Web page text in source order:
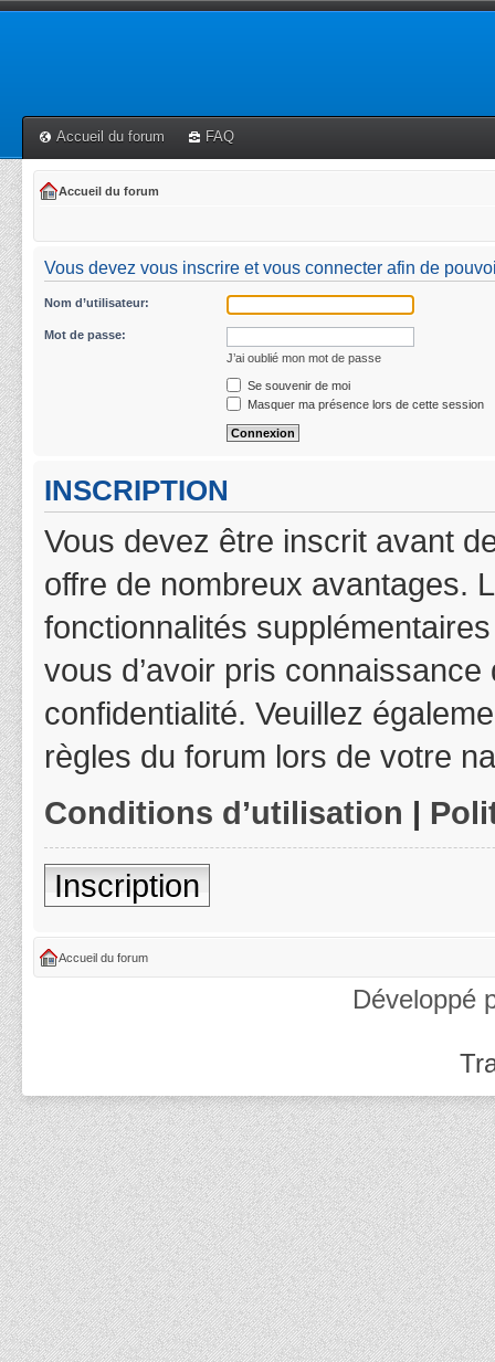
Accueil du forum FAQ
Accueil du forum
Vous devez vous inscrire et vous connecter afin de
Nom d’utilisateur:
Mot de passe:
J’ai oublié mon mot de passe
Se souvenir de moi
Masquer ma présence lors de cette session
INSCRIPTION
Vous devez être inscrit avant
offre de nombreux avantages.
fonctionnalités
vous d’avoir pris
confidentialité. Veuillez
règles du forum lors de votre
Conditions d’utilisation |
Inscription
Accueil du forum
Développé